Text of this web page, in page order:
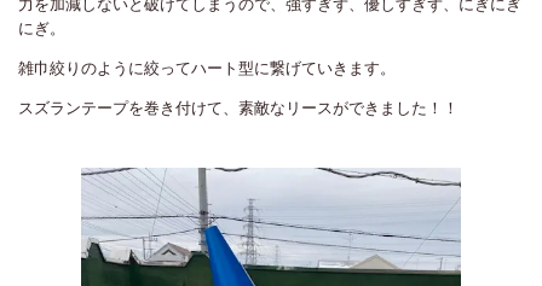
にぎ。
雑巾絞りのように絞ってハート型に繋げていきます。
スズランテープを巻き付けて、素敵なリースができました！！